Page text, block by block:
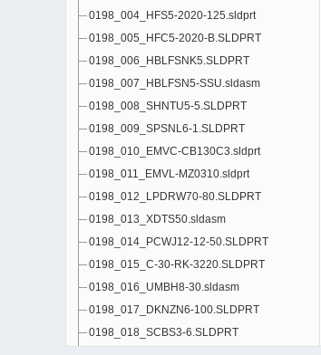
0198_004_HFS5-2020-125.sldprt
0198_005_HFC5-2020-B.SLDPRT
0198_006_HBLFSNK5.SLDPRT
0198_007_HBLFSN5-SSU.sldasm
0198_008_SHNTU5-5.SLDPRT
0198_009_SPSNL6-1.SLDPRT
0198_010_EMVC-CB130C3.sldprt
0198_011_EMVL-MZ0310.sldprt
0198_012_LPDRW70-80.SLDPRT
0198_013_XDTS50.sldasm
0198_014_PCWJ12-12-50.SLDPRT
0198_015_C-30-RK-3220.SLDPRT
0198_016_UMBH8-30.sldasm
0198_017_DKNZN6-100.SLDPRT
0198_018_SCBS3-6.SLDPRT